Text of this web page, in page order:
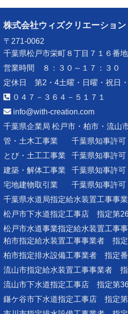
株式会社ウィズクリエーション
〒271-0062
千葉県松戸市栄町８丁目７１６番
営業時間 ８：３０～１７：３０
定休日 第2・4土曜・日曜・祝日
０４７－３６４－５１７１
info@with-creation.com
千葉県企業局 松戸市・柏市・流山
管・土木工事業
千葉県知事許可
とび・土工工事業
千葉県知事許可
建築・解体工事業
千葉県知事許可
宅地建物取引業
千葉県知事許可
千葉県水道局指定給水装置工事事
松戸市下水道指定工事店 指定第
松戸市水道事業指定給水装置工事
柏市指定給水装置工事事業者 指
柏市指定排水設備工事業者 指定
流山市指定給水装置工事事業者
流山市下水道指定工事店 指定第
鎌ケ谷市下水道指定工事店 指定